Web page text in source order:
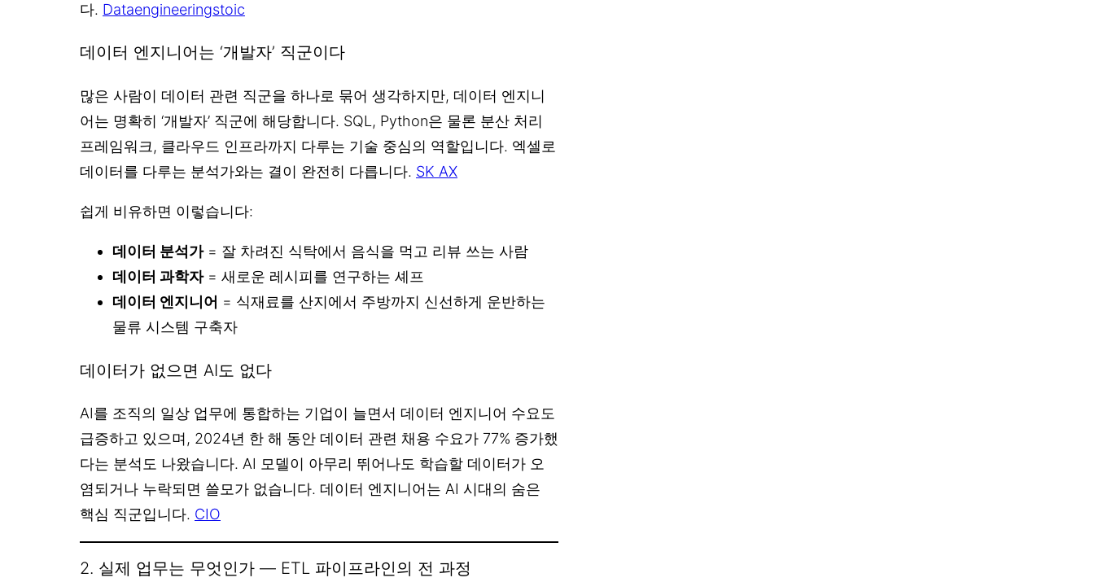
다. Dataengineeringstoic
데이터 엔지니어는 ‘개발자’ 직군이다
많은 사람이 데이터 관련 직군을 하나로 묶어 생각하지만, 데이터 엔지니
어는 명확히 ‘개발자’ 직군에 해당합니다. SQL, Python은 물론 분산 처리
프레임워크, 클라우드 인프라까지 다루는 기술 중심의 역할입니다. 엑셀로
데이터를 다루는 분석가와는 결이 완전히 다릅니다. SK AX
쉽게 비유하면 이렇습니다:
데이터 분석가= 잘 차려진 식탁에서 음식을 먹고 리뷰 쓰는 사람
데이터 과학자= 새로운 레시피를 연구하는 셰프
데이터 엔지니어 = 식재료를 산지에서 주방까지 신선하게 운반하는
물류 시스템 구축자
데이터가 없으면 AI도 없다
AI를 조직의 일상 업무에 통합하는 기업이 늘면서 데이터 엔지니어 수요도
급증하고 있으며, 2024년 한 해 동안 데이터 관련 채용 수요가 77% 증가했
다는 분석도 나왔습니다. AI 모델이 아무리 뛰어나도 학습할 데이터가 오
염되거나 누락되면 쓸모가 없습니다. 데이터 엔지니어는 AI 시대의 숨은
핵심 직군입니다. CIO
2. 실제 업무는 무엇인가 — ETL 파이프라인의 전 과정